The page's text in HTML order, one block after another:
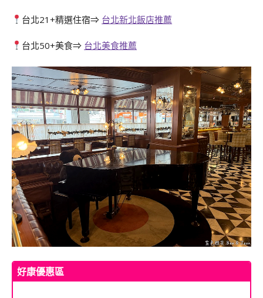
台北21+精選住宿⇒ 台北新北飯店推薦
台北50+美食⇒ 台北美食推薦
好康優惠區